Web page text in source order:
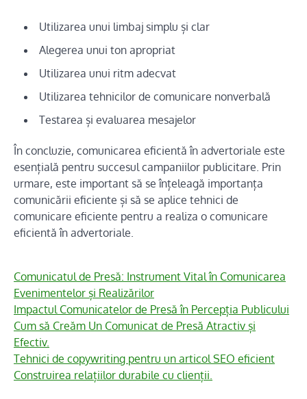
Utilizarea unui limbaj simplu și clar
Alegerea unui ton apropriat
Utilizarea unui ritm adecvat
Utilizarea tehnicilor de comunicare nonverbală
Testarea și evaluarea mesajelor
În concluzie, comunicarea eficientă în advertoriale este
esențială pentru succesul campaniilor publicitare. Prin
urmare, este important să se înțeleagă importanța
comunicării eficiente și să se aplice tehnici de
comunicare eficiente pentru a realiza o comunicare
eficientă în advertoriale.
Comunicatul de Presă: Instrument Vital în Comunicarea
Evenimentelor și Realizărilor
Impactul Comunicatelor de Presă în Percepția Publicului
Cum să Creăm Un Comunicat de Presă Atractiv și
Efectiv.
Tehnici de copywriting pentru un articol SEO eficient
Construirea relațiilor durabile cu clienții.